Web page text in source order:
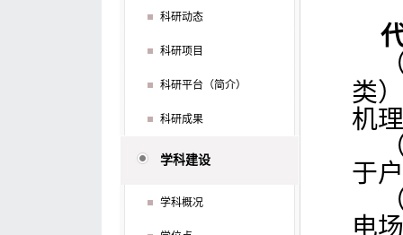
科研动态
科研项目
科研平台（简介）
科研成果
学科建设
学科概况
类
机
于
电